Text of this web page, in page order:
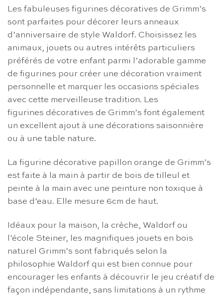
Les fabuleuses figurines décoratives de Grimm’s
sont parfaites pour décorer leurs anneaux
d’anniversaire de style Waldorf. Choisissez les
animaux, jouets ou autres intérêts particuliers
préférés de votre enfant parmi l’adorable gamme
de figurines pour créer une décoration vraiment
personnelle et marquer les occasions spéciales
avec cette merveilleuse tradition. Les
figurines décoratives de Grimm’s font également
un excellent ajout à une décorations saisonnière
ou à une table nature.
La figurine décorative papillon orange de Grimm’s
est faite à la main à partir de bois de tilleul et
peinte à la main avec une peinture non toxique à
base d’eau. Elle mesure 6cm de haut.
Idéaux pour la maison, la crèche, Waldorf ou
l’école Steiner, les magnifiques jouets en bois
naturel Grimm’s sont fabriqués selon la
philosophie Waldorf qui est bien connue pour
encourager les enfants à découvrir le jeu créatif de
façon indépendante, sans limitations à un rythme